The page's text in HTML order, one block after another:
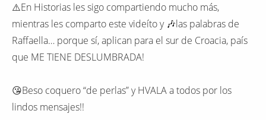
⚠️En Historias les sigo compartiendo mucho más,
mientras les comparto este videíto y 🎶las palabras de
Raffaella… porque sí, aplican para el sur de Croacia, país
que ME TIENE DESLUMBRADA!
😘Beso coquero “de perlas” y HVALA a todos por los
lindos mensajes!!